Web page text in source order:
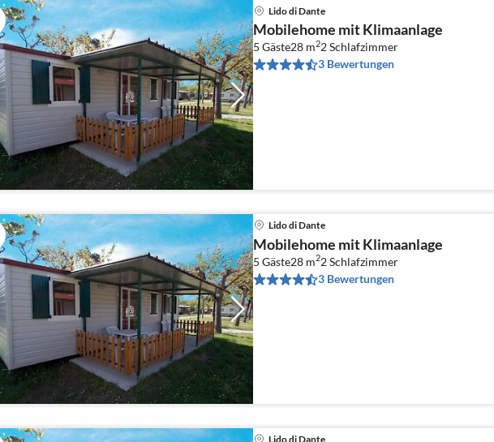
Lido di Dante
Mobilehome mit Klimaanlage
5 Gäste28 m22Schlafzimmer
3 Bewertungen
Lido di Dante
Mobilehome mit Klimaanlage
5 Gäste28 m22Schlafzimmer
3 Bewertungen
Lido di Dante